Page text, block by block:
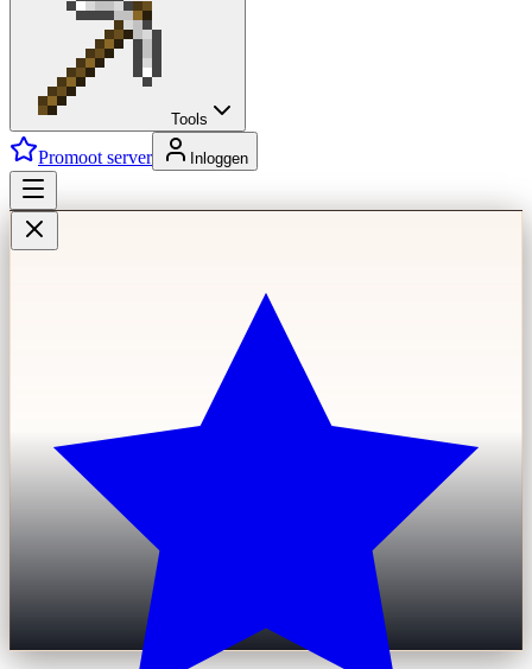
Tools
Promoot server Inloggen